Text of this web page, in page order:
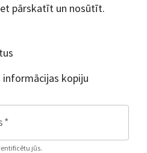
pārskatīt un nosūtīt.
kopiju
*
jūs.